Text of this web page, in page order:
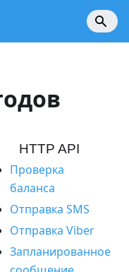
HTTP API
Проверка
баланса
Отправка SMS
Отправка Viber
Запланированное